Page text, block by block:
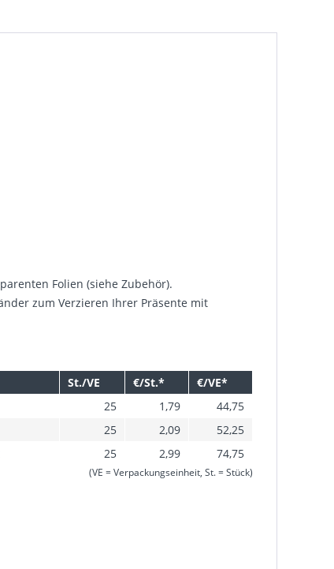
Folien (siehe Zubehör).
zum Verzieren Ihrer Präsente mit
St./VE €/St.*
€/VE*
25 1,79
44,75
25 2,09
52,25
25 2,99 74,75
(VE = Verpackungseinheit, St. = Stück)